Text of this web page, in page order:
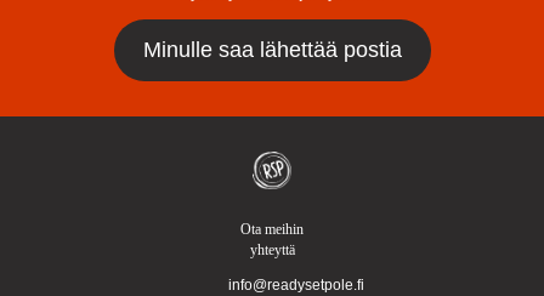
Ota meihin
yhteyttä
info@readysetpole.fi